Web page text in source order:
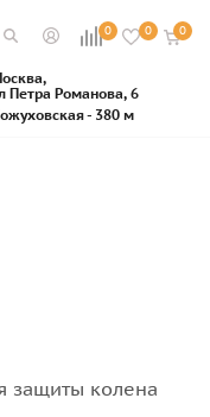
0 0 0
Петра Романова, 6
- 380 м
защиты колена